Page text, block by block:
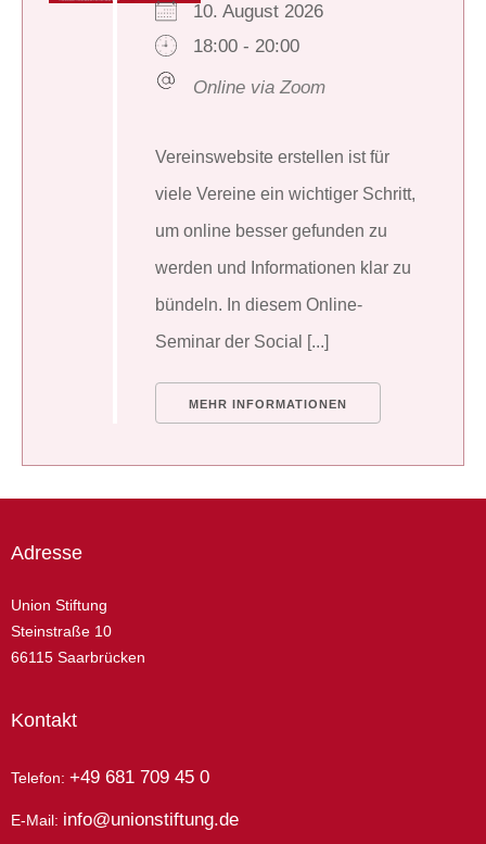
10. August 2026
18:00 - 20:00
Online via Zoom
Vereinswebsite erstellen ist für
viele Vereine ein wichtiger Schritt,
um online besser gefunden zu
werden und Informationen klar zu
bündeln. In diesem Online-
Seminar der Social [...]
MEHR INFORMATIONEN
Adresse
Union Stiftung
Steinstraße 10
66115 Saarbrücken
Kontakt
Telefon: +49 681 709 45 0
E-Mail: info@unionstiftung.de